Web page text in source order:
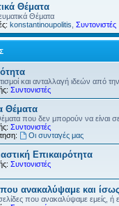
Θέματα
Θέματα
konstantinoupolitis Συντονιστές
και ανταλλαγή ιδεών από την
Συντονιστές
Θέματα
που δεν μπορούν να είναι
Συντονιστές
Οι συνταγές μας
Επικαιρότητα
Συντονιστές
που ανακαλύψαμε και
που ανακαλύψαμε εμείς, ή